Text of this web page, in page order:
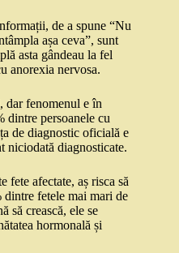
de a spune “Nu
așa ceva”, sunt
asta gândeau la fel
anorexia nervosa.
dar fenomenul e în
dintre persoanele cu
de diagnostic oficială e
niciodată diagnosticate.
fete afectate, aș risca să
dintre fetele mai mari de
să crească, ele se
hormonală și